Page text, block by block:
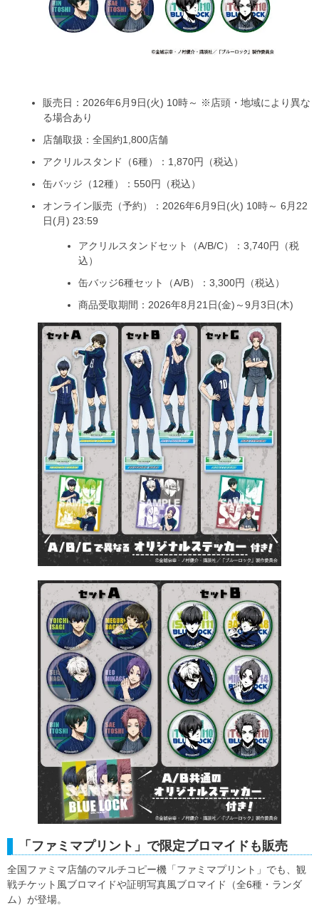
販売日：2026年6月9日(火) 10時～ ※店頭・地域により異な
る場合あり
店舗取扱：全国約1,800店舗
アクリルスタンド（6種）：1,870円（税込）
缶バッジ（12種）：550円（税込）
オンライン販売（予約）：2026年6月9日(火) 10時～ 6月22
日(月) 23:59
アクリルスタンドセット（A/B/C）：3,740円（税
込）
缶バッジ6種セット（A/B）：3,300円（税込）
商品受取期間：2026年8月21日(金)～9月3日(木)
「ファミマプリント」で限定ブロマイドも販売
全国ファミマ店舗のマルチコピー機「ファミマプリント」でも、観
戦チケット風ブロマイドや証明写真風ブロマイド（全6種・ランダ
ム）が登場。